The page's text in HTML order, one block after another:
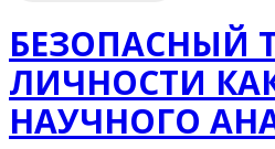
БЕЗОПАСНЫЙ
ЛИЧНОСТИ
НАУЧНОГО